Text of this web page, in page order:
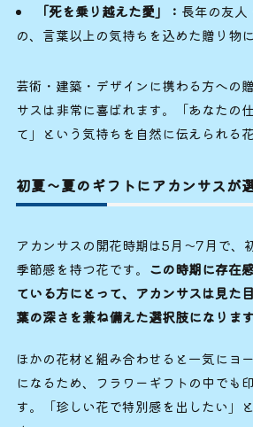
「死を乗り越えた愛」： 長年の友人
の、言葉以上の気持ちを込めた贈り物に
芸術・建築・デザインに携わる方への
サスは非常に喜ばれます。「あなたの
て」という気持ちを自然に伝えられる花
初夏〜夏のギフトにアカンサスが
アカンサスの開花時期は5月〜7月で、
季節感を持つ花です。 この時期に存在
ている方にとって、アカンサスは見た
葉の深さを兼ね備えた選択肢になります
ほかの花材と組み合わせると一気にヨ
になるため、フラワーギフトの中でも
す。「珍しい花で特別感を出したい」